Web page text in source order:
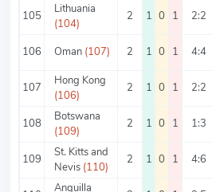
105
Lithuania
(104)
2 1 0 1 2:2
106 Oman (107) 2 1 0 1 4:4
107
Hong Kong
(106)
2 1 0 1 2:2
108
Botswana
(109)
2 1 0 1 1:3
109
St. Kitts and
Nevis (110)
2 1 0 1 4:6
Anguilla